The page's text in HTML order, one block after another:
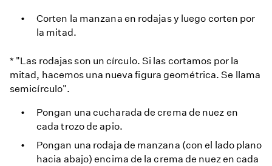
Corten la manzana en rodajas y luego corten por
la mitad.
* "Las rodajas son un círculo. Si las cortamos por la
mitad, hacemos una nueva figura geométrica. Se llama
semicírculo".
Pongan una cucharada de crema de nuez en
cada trozo de apio.
Pongan una rodaja de manzana (con el lado plano
hacia abajo) encima de la crema de nuez en cada